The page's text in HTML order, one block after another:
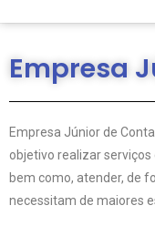
Empresa
Empresa Júnior de
objetivo realizar
bem como, atender, de
necessitam de maiores